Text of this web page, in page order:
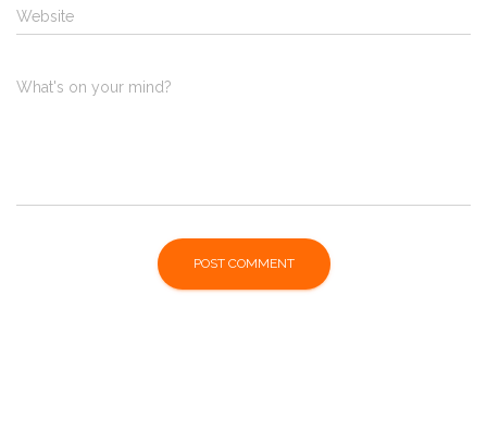
Website
What's on your mind?